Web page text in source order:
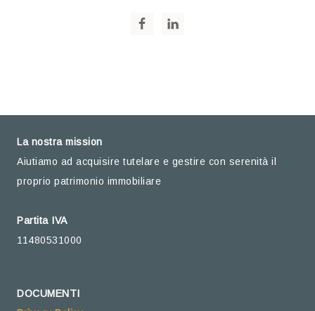
La nostra mission
Aiutiamo ad acquisire tutelare e gestire con serenità il
proprio patrimonio immobiliare
Partita IVA
11480531000
DOCUMENTI